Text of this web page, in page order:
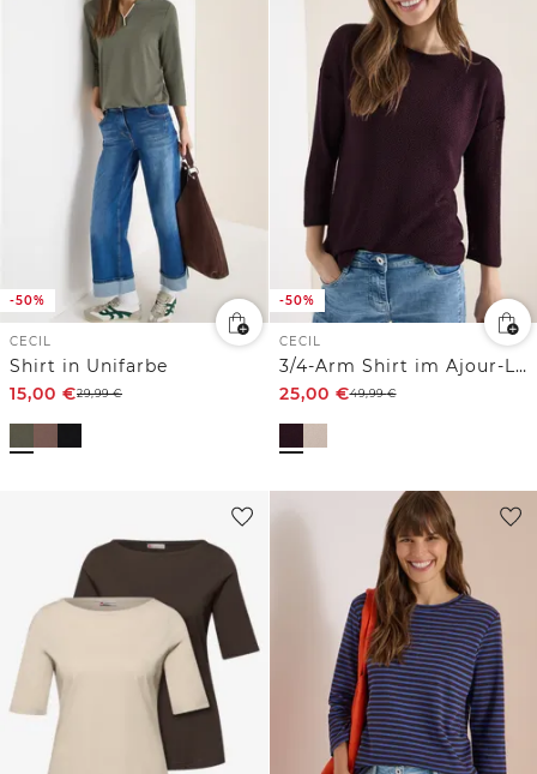
-50%
CECIL
Shirt in Unifarbe
15,00 €29,99€
-50%
CECIL
3/4-Arm Shirt im Ajour-Look
25,00 €49,99€